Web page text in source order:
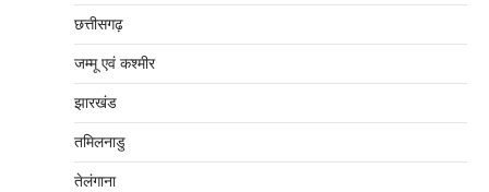
छत्तीसगढ़
जम्‍मू एवं कश्‍मीर
झारखंड
तमिलनाडु
तेलंगाना